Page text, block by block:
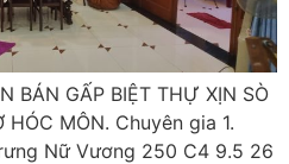
BÁN GẤP BIỆT THỰ XỊN SÒ
HÓC MÔN. Chuyên gia 1.
Nữ Vương 250 C4 9.5 26